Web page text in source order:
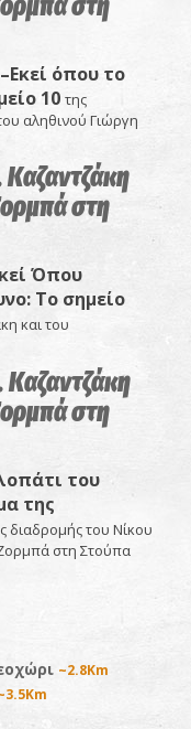
όπου το
10 της
αληθινού Γιώργη
Καζαντζάκη
στη
Όπου
: Το σημείο
και του
Καζαντζάκη
στη
του
της
διαδρομής του Νίκου
στη Στούπα
~2.8Km